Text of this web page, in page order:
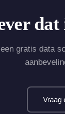
dat
gratis data
Vraag